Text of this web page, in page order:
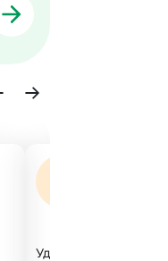
Удобный сайт, все